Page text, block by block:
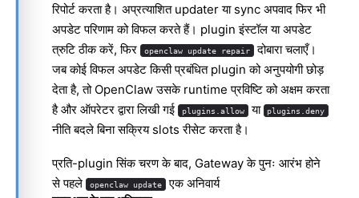
रिपोर्ट करता है। अप्रत्याशित updater या sync अपवाद फिर भी
अपडेट परिणाम को विफल करते हैं। plugin इंस्टॉल या अपडेट
त्रुटि ठीक करें, फिर
openclaw update repair दोबारा चलाएँ।
जब कोई विफल अपडेट किसी प्रबंधित plugin को अनुपयोगी छोड़
देता है, तो OpenClaw उसके runtime प्रविष्टि को अक्षम करता
है और ऑपरेटर द्वारा लिखी गई
plugins.allow या plugins.deny
नीति बदले बिना सक्रिय slots रीसेट करता है।
प्रति-plugin सिंक चरण के बाद, Gateway के पुनः आरंभ होने
से पहले
openclaw update एक अनिवार्य